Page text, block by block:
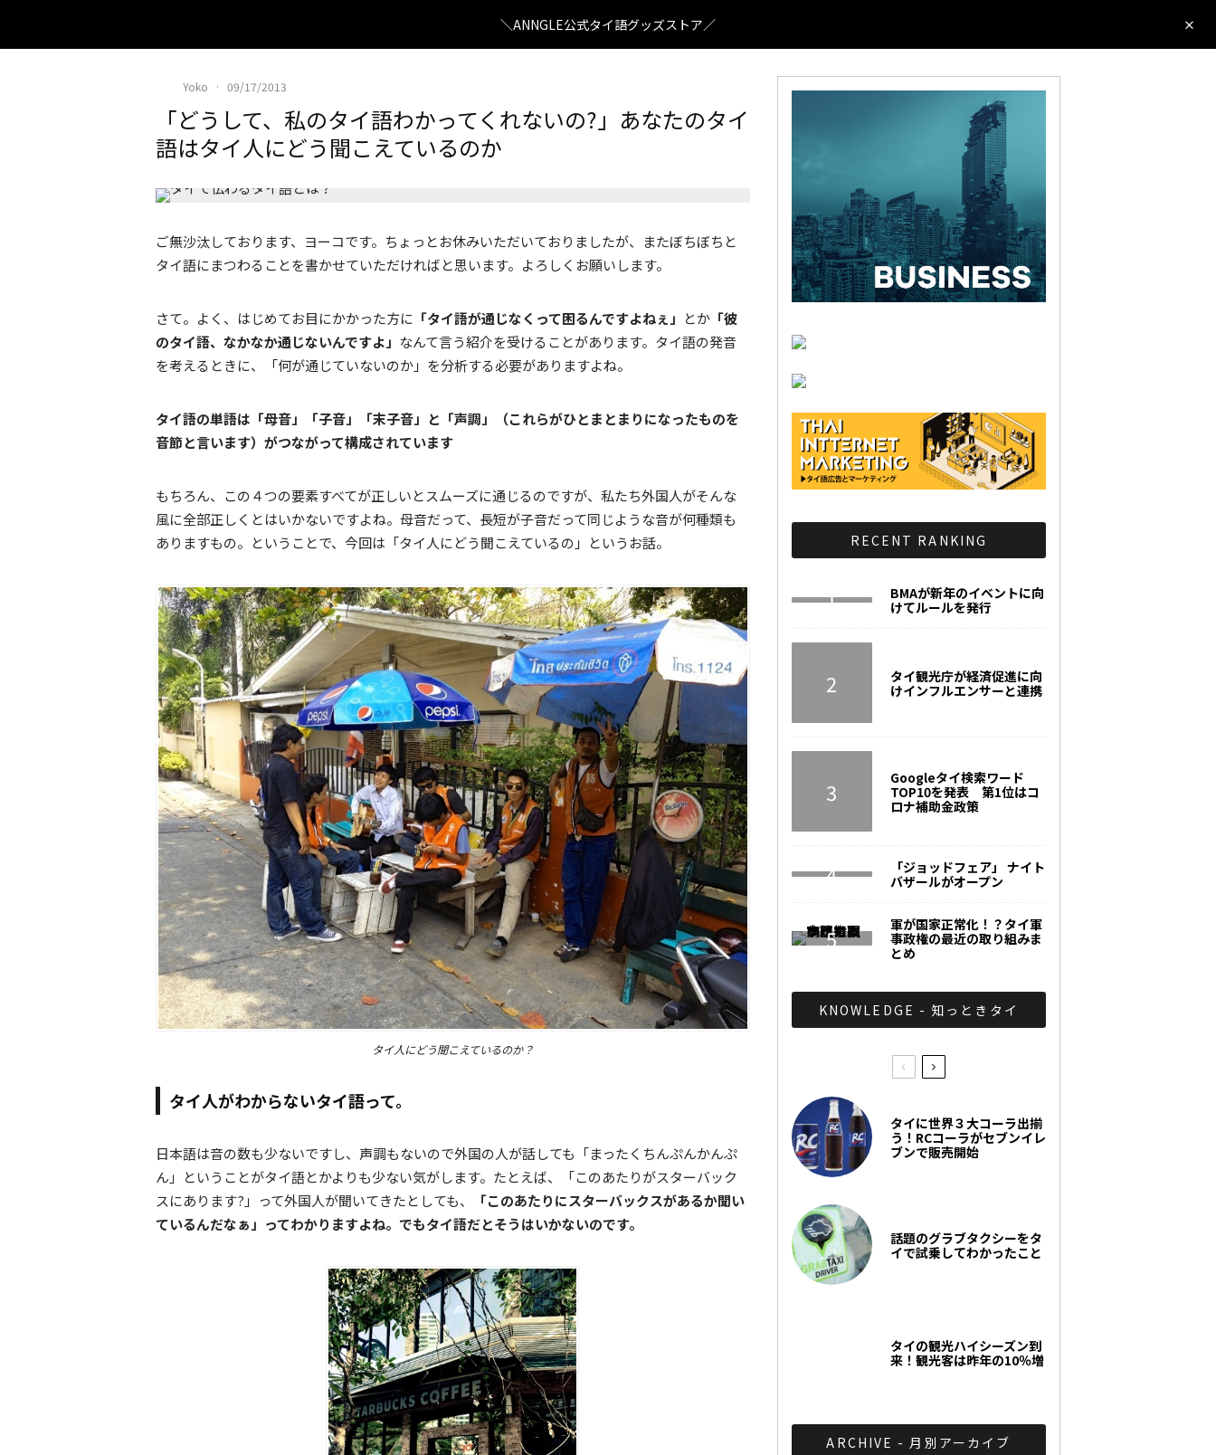
＼ANNGLE公式タイ語グッズストア／
Yoko · 09/17/2013
「どうして、私のタイ語わかってくれないの?」あなたのタイ
語はタイ人にどう聞こえているのか
ご無沙汰しております、ヨーコです。ちょっとお休みいただいておりましたが、またぼちぼちと
タイ語にまつわることを書かせていただければと思います。よろしくお願いします。
さて。よく、はじめてお目にかかった方に 「タイ語が通じなくって困るんですよねぇ」 とか 「彼
のタイ語、なかなか通じないんですよ」 なんて言う紹介を受けることがあります。タイ語の発音
を考えるときに、「何が通じていないのか」を分析する必要がありますよね。
タイ語の単語は「母音」「子音」「末子音」と「声調」（これらがひとまとまりになったものを
音節と言います）がつながって構成されています
もちろん、この４つの要素すべてが正しいとスムーズに通じるのですが、私たち外国人がそんな
風に全部正しくとはいかないですよね。母音だって、長短が子音だって同じような音が何種類も
ありますもの。ということで、今回は「タイ人にどう聞こえているの」というお話。
タイ人にどう聞こえているのか？
タイ人がわからないタイ語って。
日本語は音の数も少ないですし、声調もないので外国の人が話しても「まったくちんぷんかんぷ
ん」ということがタイ語とかよりも少ない気がします。たとえば、「このあたりがスターバック
スにあります?」って外国人が聞いてきたとしても、
「このあたりにスターバックスがあるか聞い
ているんだなぁ」ってわかりますよね。でもタイ語だとそうはいかないのです。
RECENT RANKING
BMAが新年のイベントに向
けてルールを発行
タイ観光庁が経済促進に向
けインフルエンサーと連携
Googleタイ検索ワード
TOP10を発表 第1位はコ
ロナ補助金政策
「ジョッドフェア」 ナイト
バザールがオープン
軍が国家正常化！？タイ軍
事政権の最近の取り組みま
とめ
KNOWLEDGE - 知っときタイ
タイに世界３大コーラ出揃
う！RCコーラがセブンイレ
ブンで販売開始
話題のグラブタクシーをタ
イで試乗してわかったこと
タイの観光ハイシーズン到
来！観光客は昨年の10％増
ARCHIVE - 月別アーカイブ